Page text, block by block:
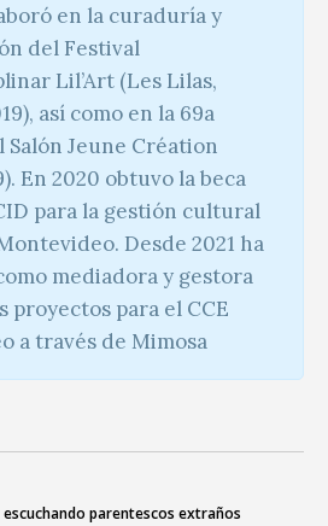
en la curaduría y
del Festival
Lil’Art (Les Lilas,
así como en la 69a
Jeune Création
En 2020 obtuvo la beca
para la gestión cultural
Desde 2021 ha
mediadora y gestora
proyectos para el CCE
a través de Mimosa
escuchando parentescos extraños